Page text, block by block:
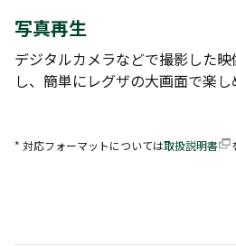
写真再生
デジタルカメラなどで撮影した
し、簡単にレグザの大画面で楽し
* 対応フォーマットについては取扱説明書